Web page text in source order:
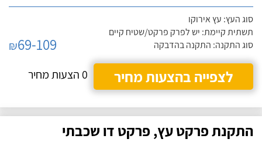
סוג העץ: עץ אירוקו
תשתית קיימת: יש לפרק פרקט/שטיח קיים
סוג התקנה: התקנה בהדבקה
₪69-109
לצפייה בהצעות מחיר
0 הצעות מחיר
התקנת פרקט עץ, פרקט דו שכבתי